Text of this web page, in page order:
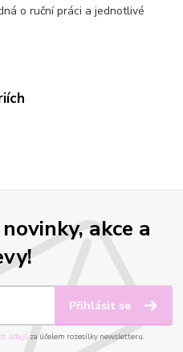
o ruční práci a jednotlivé
akce a
Přihlásit se
údajůza účelem rozesílky newsletteru.